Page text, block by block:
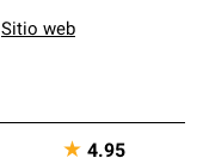
Sitio web
★ 4.95